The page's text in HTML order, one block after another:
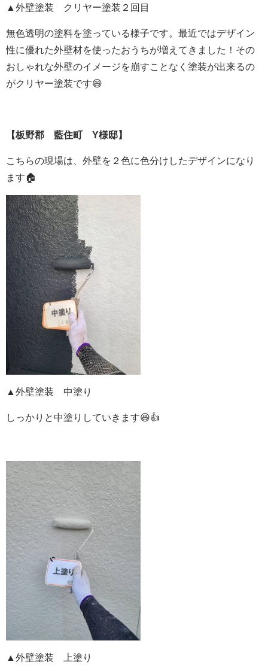
▲外壁塗装 クリヤー塗装２回目
無色透明の塗料を塗っている様子です。最近ではデザイン
性に優れた外壁材を使ったおうちが増えてきました！その
おしゃれな外壁のイメージを崩すことなく塗装が出来るの
がクリヤー塗装です😄
【板野郡 藍住町 Y様邸】
こちらの現場は、外壁を２色に色分けしたデザインになり
ます🏠
▲外壁塗装 中塗り
しっかりと中塗りしていきます😆👍
▲外壁塗装 上塗り